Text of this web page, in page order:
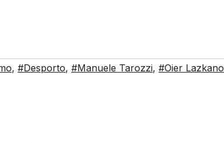
, #Desporto, #Manuele Tarozzi, #Oier Lazkano